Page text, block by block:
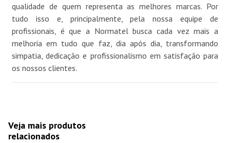
qualidade de quem representa as melhores marcas. Por
tudo isso e, principalmente, pela nossa equipe de
profissionais, é que a Normatel busca cada vez mais a
melhoria em tudo que faz, dia após dia, transformando
simpatia, dedicação e profissionalismo em satisfação para
os nossos clientes.
Veja mais produtos
relacionados